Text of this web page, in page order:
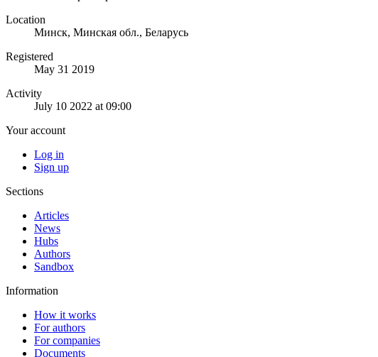
Location
Минск, Минская обл., Беларусь
Registered
May 31 2019
Activity
July 10 2022 at 09:00
Your account
Log in
Sign up
Sections
Articles
News
Hubs
Authors
Sandbox
Information
How it works
For authors
For companies
Documents